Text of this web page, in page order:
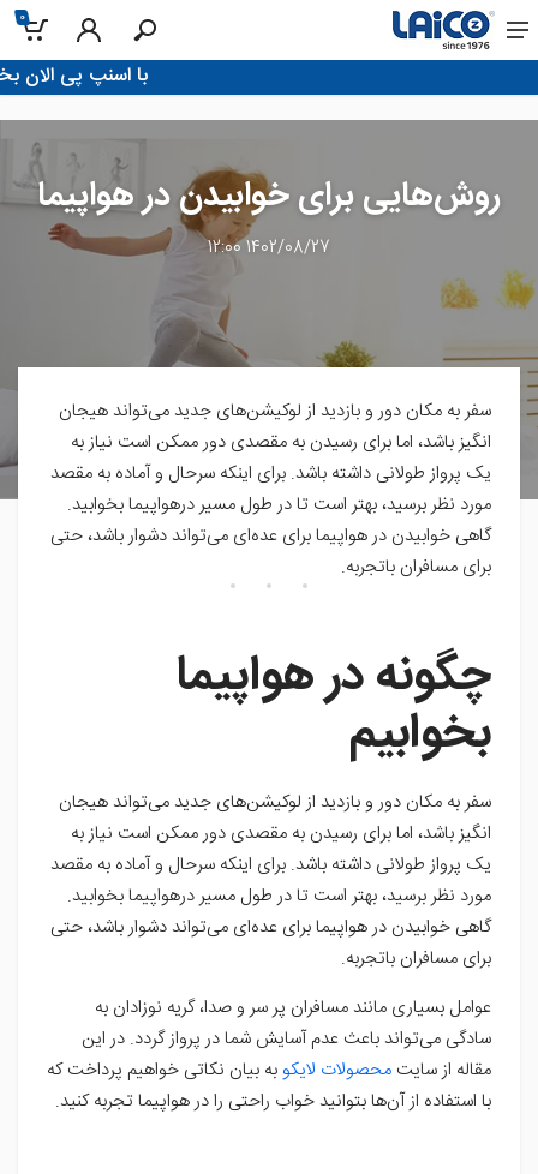
0
!با اسنپ پی الان بخر، تو 4 قسط پرداخت کن
روش‌هایی برای خوابیدن در هواپیما
1402/08/27 12:00
سفر به مکان دور و بازدید از لوکیشن‌های جدید می‌تواند هیجان
انگیز باشد، اما برای رسیدن به مقصدی دور ممکن است نیاز به
یک پرواز طولانی داشته باشد. برای اینکه سرحال و آماده به مقصد
مورد نظر برسید، بهتر است تا در طول مسیر درهواپیما بخوابید.
گاهی خوابیدن در هواپیما برای عده‌ای می‌تواند دشوار باشد، حتی
برای مسافران باتجربه.
چگونه در هواپیما
بخوابیم
سفر به مکان دور و بازدید از لوکیشن‌های جدید می‌تواند هیجان
انگیز باشد، اما برای رسیدن به مقصدی دور ممکن است نیاز به
یک پرواز طولانی داشته باشد. برای اینکه سرحال و آماده به مقصد
مورد نظر برسید، بهتر است تا در طول مسیر درهواپیما بخوابید.
گاهی خوابیدن در هواپیما برای عده‌ای می‌تواند دشوار باشد، حتی
برای مسافران باتجربه.
عوامل بسیاری مانند مسافران پر سر و صدا، گریه نوزادان به
سادگی می‌تواند باعث عدم آسایش شما در پرواز گردد. در این
مقاله از سایت محصولات لایکوبه بیان نکاتی خواهیم پرداخت که
با استفاده از آن‌ها بتوانید خواب راحتی را در هواپیما تجربه کنید.